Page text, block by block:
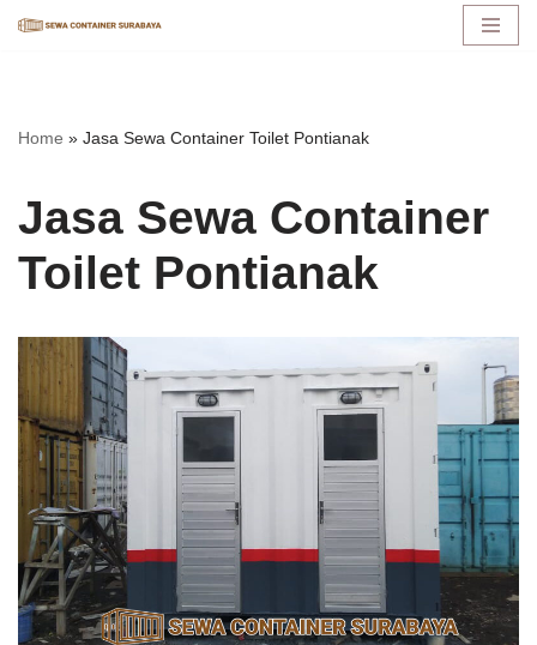
konten
Home » Jasa Sewa Container Toilet Pontianak
Jasa Sewa Container
Toilet Pontianak